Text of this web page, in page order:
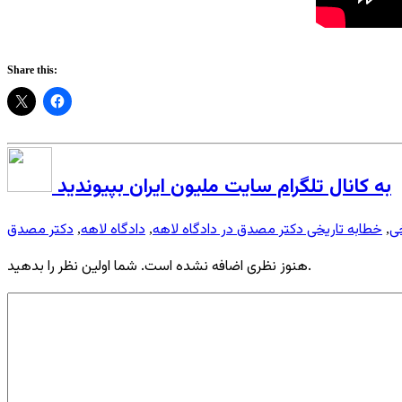
Share this:
به کانال تلگرام سایت ملیون ایران بپیوندید
, خطابه تاریخی دکتر مصدق در دادگاه لاهه, دادگاه لاهه, دکتر مصدق
هنوز نظری اضافه نشده است. شما اولین نظر را بدهید.